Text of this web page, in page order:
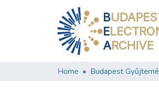
B
E
ARCHIVE
Home Budapest